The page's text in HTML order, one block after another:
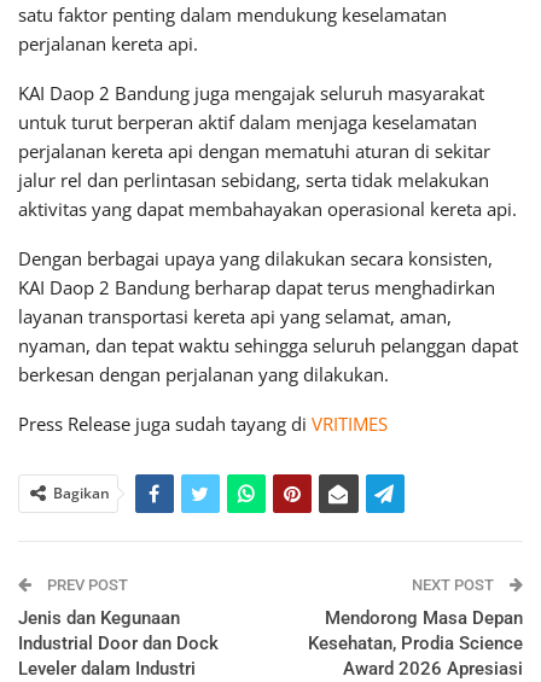
satu faktor penting dalam mendukung keselamatan
perjalanan kereta api.
KAI Daop 2 Bandung juga mengajak seluruh masyarakat
untuk turut berperan aktif dalam menjaga keselamatan
perjalanan kereta api dengan mematuhi aturan di sekitar
jalur rel dan perlintasan sebidang, serta tidak melakukan
aktivitas yang dapat membahayakan operasional kereta api.
Dengan berbagai upaya yang dilakukan secara konsisten,
KAI Daop 2 Bandung berharap dapat terus menghadirkan
layanan transportasi kereta api yang selamat, aman,
nyaman, dan tepat waktu sehingga seluruh pelanggan dapat
berkesan dengan perjalanan yang dilakukan.
Press Release juga sudah tayang di VRITIMES
Bagikan
PREV POST
Jenis dan Kegunaan
Industrial Door dan Dock
Leveler dalam Industri
NEXT POST
Mendorong Masa Depan
Kesehatan, Prodia Science
Award 2026 Apresiasi